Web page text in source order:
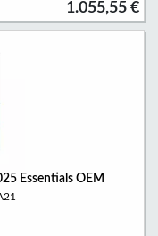
1.055,55 €
Essentials OEM